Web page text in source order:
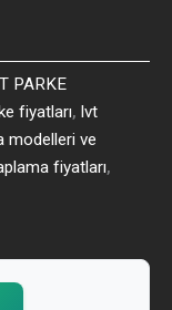
PARKE
fiyatları, lvt
modelleri ve
fiyatları,